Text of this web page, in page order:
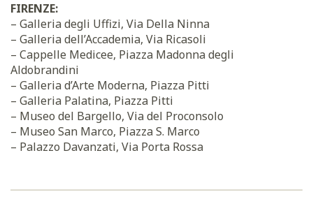
FIRENZE:
– Galleria degli Uffizi, Via Della Ninna
– Galleria dell’Accademia, Via Ricasoli
– Cappelle Medicee, Piazza Madonna degli
Aldobrandini
– Galleria d’Arte Moderna, Piazza Pitti
– Galleria Palatina, Piazza Pitti
– Museo del Bargello, Via del Proconsolo
– Museo San Marco, Piazza S. Marco
– Palazzo Davanzati, Via Porta Rossa